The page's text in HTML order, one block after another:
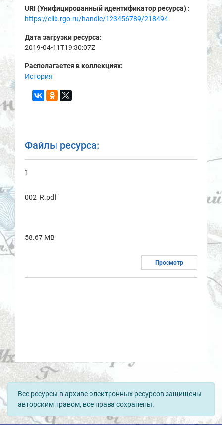
URI (Унифицированный идентификатор ресурса) :
https://elib.rgo.ru/handle/123456789/218494
Дата загрузки ресурса:
2019-04-11T19:30:07Z
Располагается в коллекциях:
История
Файлы ресурса:
1
002_R.pdf
58.67 MB
Просмотр
Все ресурсы в архиве электронных ресурсов защищены
авторским правом, все права сохранены.